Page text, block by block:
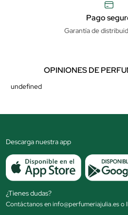
Pago
Garantía de
OPINIONES DE
undefined
Descarga nuestra app
¿Tienes dudas?
Contáctanos en info@perfumeriajulia.es